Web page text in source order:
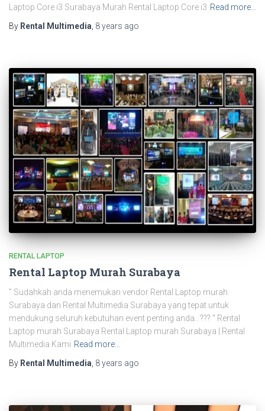
Laptop Core i3 Surabaya Murah Rental Laptop Core i3 Read more…
By Rental Multimedia 8 years ago
RENTAL LAPTOP
Rental Laptop Murah Surabaya
” Sudahkah anda menemukan vendor Rental Laptop murah
Surabaya dan Rental Multimedia Surabaya yang tepat untuk
mendukung seluruh kebutuhan event penting anda…??? “ Rental
Laptop murah Surabaya Rental Laptop murah Surabaya | Rental
Multimedia Kami Read more…
By Rental Multimedia 8 years ago